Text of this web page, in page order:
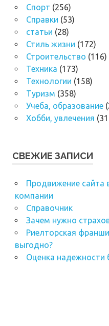
Спорт (256)
Справки (53)
статьи (28)
Стиль жизни (172)
Строительство (116)
Техника (173)
Технологии (158)
Туризм (358)
Учеба, образование
Хобби, увлечения
СВЕЖИЕ ЗАПИСИ
Продвижение сайта
компании
Справочник
Зачем нужно
Риелторская
выгодно?
Оценка надежности